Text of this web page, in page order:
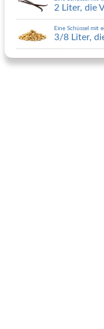
2 Liter, die
Eine Schüssel mit
3/8 Liter,